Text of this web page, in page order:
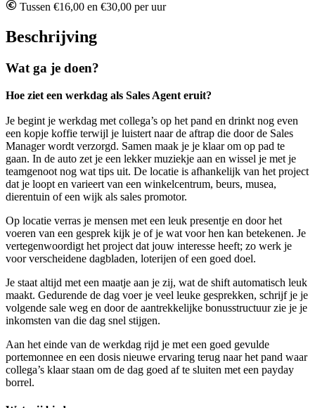
Tussen €16,00 en €30,00 per uur
Beschrijving
Wat ga je doen?
Hoe ziet een werkdag als Sales Agent eruit?
Je begint je werkdag met collega’s op het pand en drinkt nog even
een kopje koffie terwijl je luistert naar de aftrap die door de Sales
Manager wordt verzorgd. Samen maak je je klaar om op pad te
gaan. In de auto zet je een lekker muziekje aan en wissel je met je
teamgenoot nog wat tips uit. De locatie is afhankelijk van het project
dat je loopt en varieert van een winkelcentrum, beurs, musea,
dierentuin of een wijk als sales promotor.
Op locatie verras je mensen met een leuk presentje en door het
voeren van een gesprek kijk je of je wat voor hen kan betekenen. Je
vertegenwoordigt het project dat jouw interesse heeft; zo werk je
voor verscheidene dagbladen, loterijen of een goed doel.
Je staat altijd met een maatje aan je zij, wat de shift automatisch leuk
maakt. Gedurende de dag voer je veel leuke gesprekken, schrijf je je
volgende sale weg en door de aantrekkelijke bonusstructuur zie je je
inkomsten van die dag snel stijgen.
Aan het einde van de werkdag rijd je met een goed gevulde
portemonnee en een dosis nieuwe ervaring terug naar het pand waar
collega’s klaar staan om de dag goed af te sluiten met een payday
borrel.